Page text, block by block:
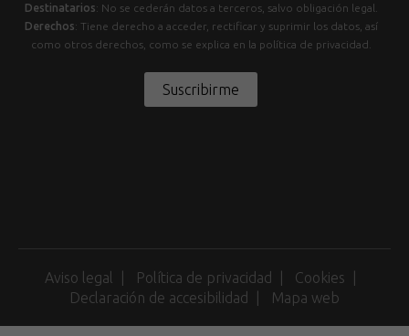
Destinatarios: No se cederán datos a terceros, salvo obligación legal.
Derechos: Tiene derecho a acceder, rectificar y suprimir los datos, así
como otros derechos, como se explica en la política de privacidad.
Suscribirme
Aviso legal Política de privacidad
Cookies
Declaración de accesibilidad
Mapa web